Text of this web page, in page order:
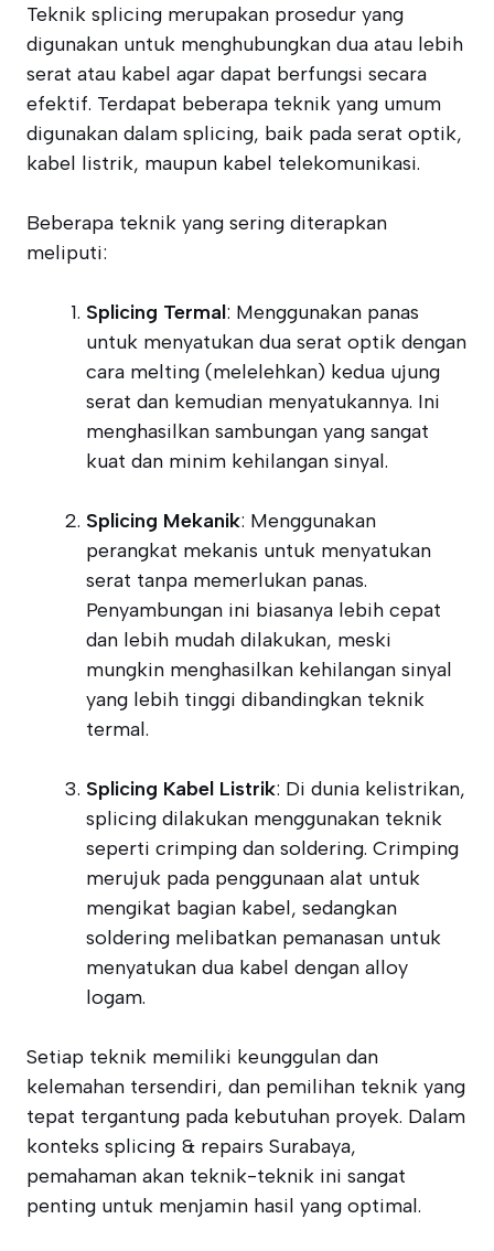
Teknik splicing merupakan prosedur yang
digunakan untuk menghubungkan dua atau lebih
serat atau kabel agar dapat berfungsi secara
efektif. Terdapat beberapa teknik yang umum
digunakan dalam splicing, baik pada serat optik,
kabel listrik, maupun kabel telekomunikasi.
Beberapa teknik yang sering diterapkan
meliputi:
Splicing Termal: Menggunakan panas
untuk menyatukan dua serat optik dengan
cara melting (melelehkan) kedua ujung
serat dan kemudian menyatukannya. Ini
menghasilkan sambungan yang sangat
kuat dan minim kehilangan sinyal.
Splicing Mekanik: Menggunakan
perangkat mekanis untuk menyatukan
serat tanpa memerlukan panas.
Penyambungan ini biasanya lebih cepat
dan lebih mudah dilakukan, meski
mungkin menghasilkan kehilangan sinyal
yang lebih tinggi dibandingkan teknik
termal.
Splicing Kabel Listrik: Di dunia kelistrikan,
splicing dilakukan menggunakan teknik
seperti crimping dan soldering. Crimping
merujuk pada penggunaan alat untuk
mengikat bagian kabel, sedangkan
soldering melibatkan pemanasan untuk
menyatukan dua kabel dengan alloy
logam.
Setiap teknik memiliki keunggulan dan
kelemahan tersendiri, dan pemilihan teknik yang
tepat tergantung pada kebutuhan proyek. Dalam
konteks splicing & repairs Surabaya,
pemahaman akan teknik-teknik ini sangat
penting untuk menjamin hasil yang optimal.